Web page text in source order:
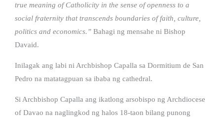
true meaning of Catholicity in the sense of openness to a
social fraternity that transcends boundaries of faith, culture,
politics and economics.” Bahagi ng mensahe ni Bishop
Davaid.
Inilagak ang labi ni Archbishop Capalla sa Dormitium de San
Pedro na matatagpuan sa ibaba ng cathedral.
Si Archbishop Capalla ang ikatlong arsobispo ng Archdiocese
of Davao na naglingkod ng halos 18-taon bilang punong